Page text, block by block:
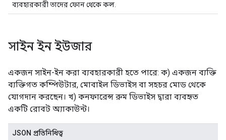
ব্যবহারকারী তাদের ফোন থেকে কল.
সাইন ইন ইউজার
একজন সাইন-ইন করা ব্যবহারকারী হতে পারে: ক) একজন ব্যক্তি
ব্যক্তিগত কম্পিউটার, মোবাইল ডিভাইস বা সহচর মোড থেকে
যোগদান করছেন। খ) কনফারেন্স রুম ডিভাইস দ্বারা ব্যবহৃত
একটি রোবট অ্যাকাউন্ট।
JSON প্রতিনিধিত্ব